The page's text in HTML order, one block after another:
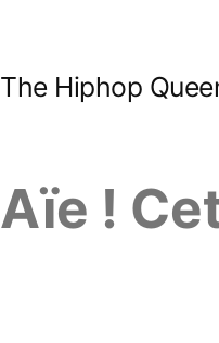
The Hiphop
Aïe !